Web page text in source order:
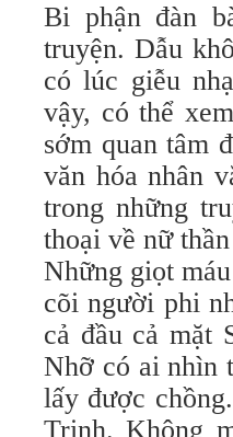
Bi phận đàn
truyện. Dẫu
có lúc giễu
vậy, có thể
sớm quan tâm
văn hóa nhân
trong những
thoại về nữ
Những giọt
cõi người phi
cả đầu cả mặt
Nhỡ có ai nhìn
lấy được
Trinh. Không